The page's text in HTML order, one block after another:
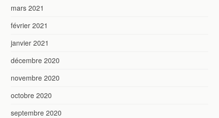
mars 2021
février 2021
janvier 2021
décembre 2020
novembre 2020
octobre 2020
septembre 2020